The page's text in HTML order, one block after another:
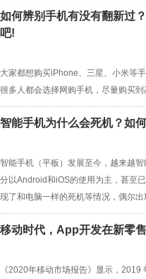
如何辨别手机有没有翻新过
吧!
大家都想购买iPhone、三星、小米等
很多人都会选择网购手机，尽量购买到
智能手机为什么会死机？如
智能手机（平板）发展至今，越来越
分以Android和iOS的使用为主，甚至
现了和电脑一样的死机等情况，偶尔
移动时代，App开发在新零
《2020年移动市场报告》显示，